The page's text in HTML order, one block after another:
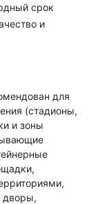
срок
и
для
(стадионы,
и зоны
дворы,